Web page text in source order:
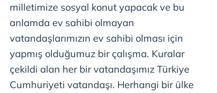
milletimize sosyal konut yapacak ve bu
anlamda ev sahibi olmayan
vatandaşlarımızın ev sahibi olması için
yapmış olduğumuz bir çalışma. Kuralar
çekildi alan her bir vatandaşımız Türkiye
Cumhuriyeti vatandaşı. Herhangi bir ülke